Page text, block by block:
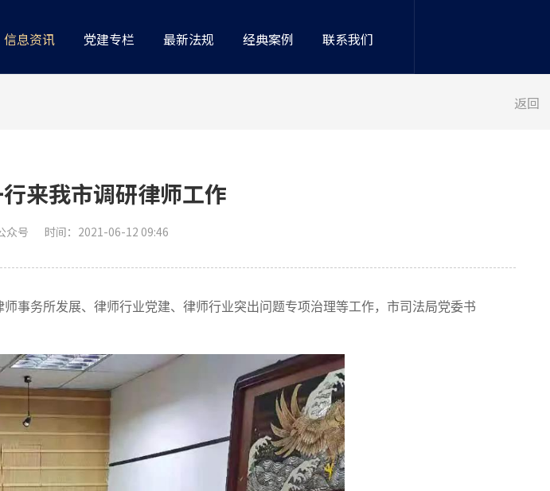
信息资讯 党建专栏 最新法规 经典案例 联系我们
返回
来我市调研律师工作
众号 时间：2021-06-12 09:46
事务所发展、律师行业党建、律师行业突出问题专项治理等工作，市司法局党委书